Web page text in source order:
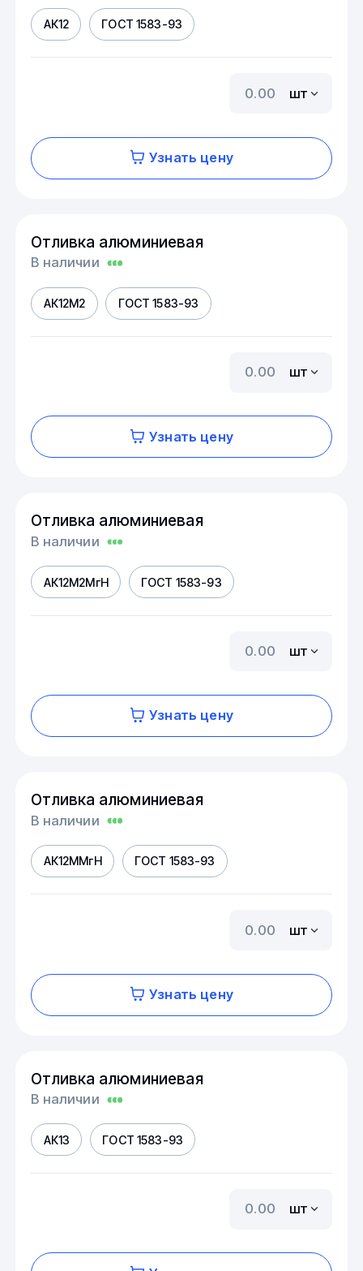
АК12 ГОСТ 1583-93
шт
Узнать цену
Отливка алюминиевая
В наличии
АК12М2 ГОСТ 1583-93
шт
Узнать цену
Отливка алюминиевая
В наличии
АК12М2МгН ГОСТ 1583-93
шт
Узнать цену
Отливка алюминиевая
В наличии
АК12ММгН ГОСТ 1583-93
шт
Узнать цену
Отливка алюминиевая
В наличии
АК13 ГОСТ 1583-93
шт